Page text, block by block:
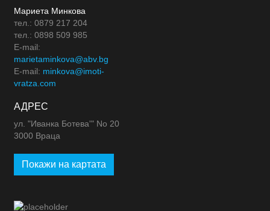
Мариета Минкова
тел.: 0879 217 204
тел.: 0898 509 985
E-mail:
marietaminkova@abv.bg
E-mail: minkova@imoti-
vratza.com
АДРЕС
ул. "Иванка Ботева'" No 20
3000 Враца
Покажи на картата